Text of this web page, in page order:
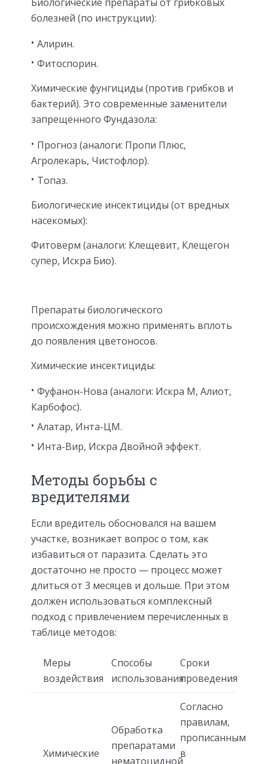
болезней (по инструкции):
Алирин.
Фитоспорин.
Химические фунгициды (против грибков и
бактерий). Это современные заменители
запрещённого Фундазола:
Прогноз (аналоги: Пропи Плюс,
Агролекарь, Чистофлор).
Топаз.
Биологические инсектициды (от вредных
насекомых):
Фитоверм (аналоги: Клещевит, Клещегон
супер, Искра Био).
Препараты биологического
происхождения можно применять вплоть
до появления цветоносов.
Химические инсектициды:
Фуфанон-Нова (аналоги: Искра М, Алиот,
Карбофос).
Алатар, Инта-ЦМ.
Инта-Вир, Искра Двойной эффект.
Методы борьбы с
вредителями
Если вредитель обосновался на вашем
участке, возникает вопрос о том, как
избавиться от паразита. Сделать это
достаточно не просто — процесс может
длиться от 3 месяцев и дольше. При этом
должен использоваться комплексный
подход с привлечением перечисленных в
таблице методов:
Меры
воздействия
Способы
использования
Сроки
проведения
Химические
Обработка
препаратами
нематоцидной
Согласно
правилам,
прописанным
в